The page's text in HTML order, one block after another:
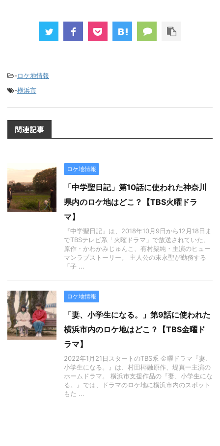
-ロケ地情報
-横浜市
関連記事
ロケ地情報
「中学聖日記」第10話に使われた神奈川
県内のロケ地はどこ？【TBS火曜ドラ
マ】
『中学聖日記』は、2018年10月9日から12月18日ま
でTBSテレビ系「火曜ドラマ」で放送されていた、
原作・かわかみじゅんこ、有村架純・主演のヒュー
マンラブストーリー。 主人公の末永聖が勤務する
「子 ...
ロケ地情報
「妻、小学生になる。」第9話に使われた
横浜市内のロケ地はどこ？【TBS金曜ド
ラマ】
2022年1月21日スタートのTBS系 金曜ドラマ『妻、
小学生になる。』は、村田椰融原作、堤真一主演の
ホームドラマ。 横浜市支援作品の『妻、小学生にな
る。』では、ドラマのロケ地に横浜市内のスポット
もた ...